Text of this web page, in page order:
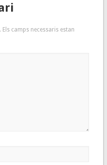
Els camps necessaris estan